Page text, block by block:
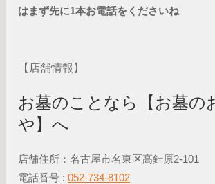
はまず先に1本お電話をくださいね
【店舗情報】
お墓のことなら【お墓の
や】へ
店舗住所：名古屋市名東区高針原2-101
電話番号 :052-734-8102